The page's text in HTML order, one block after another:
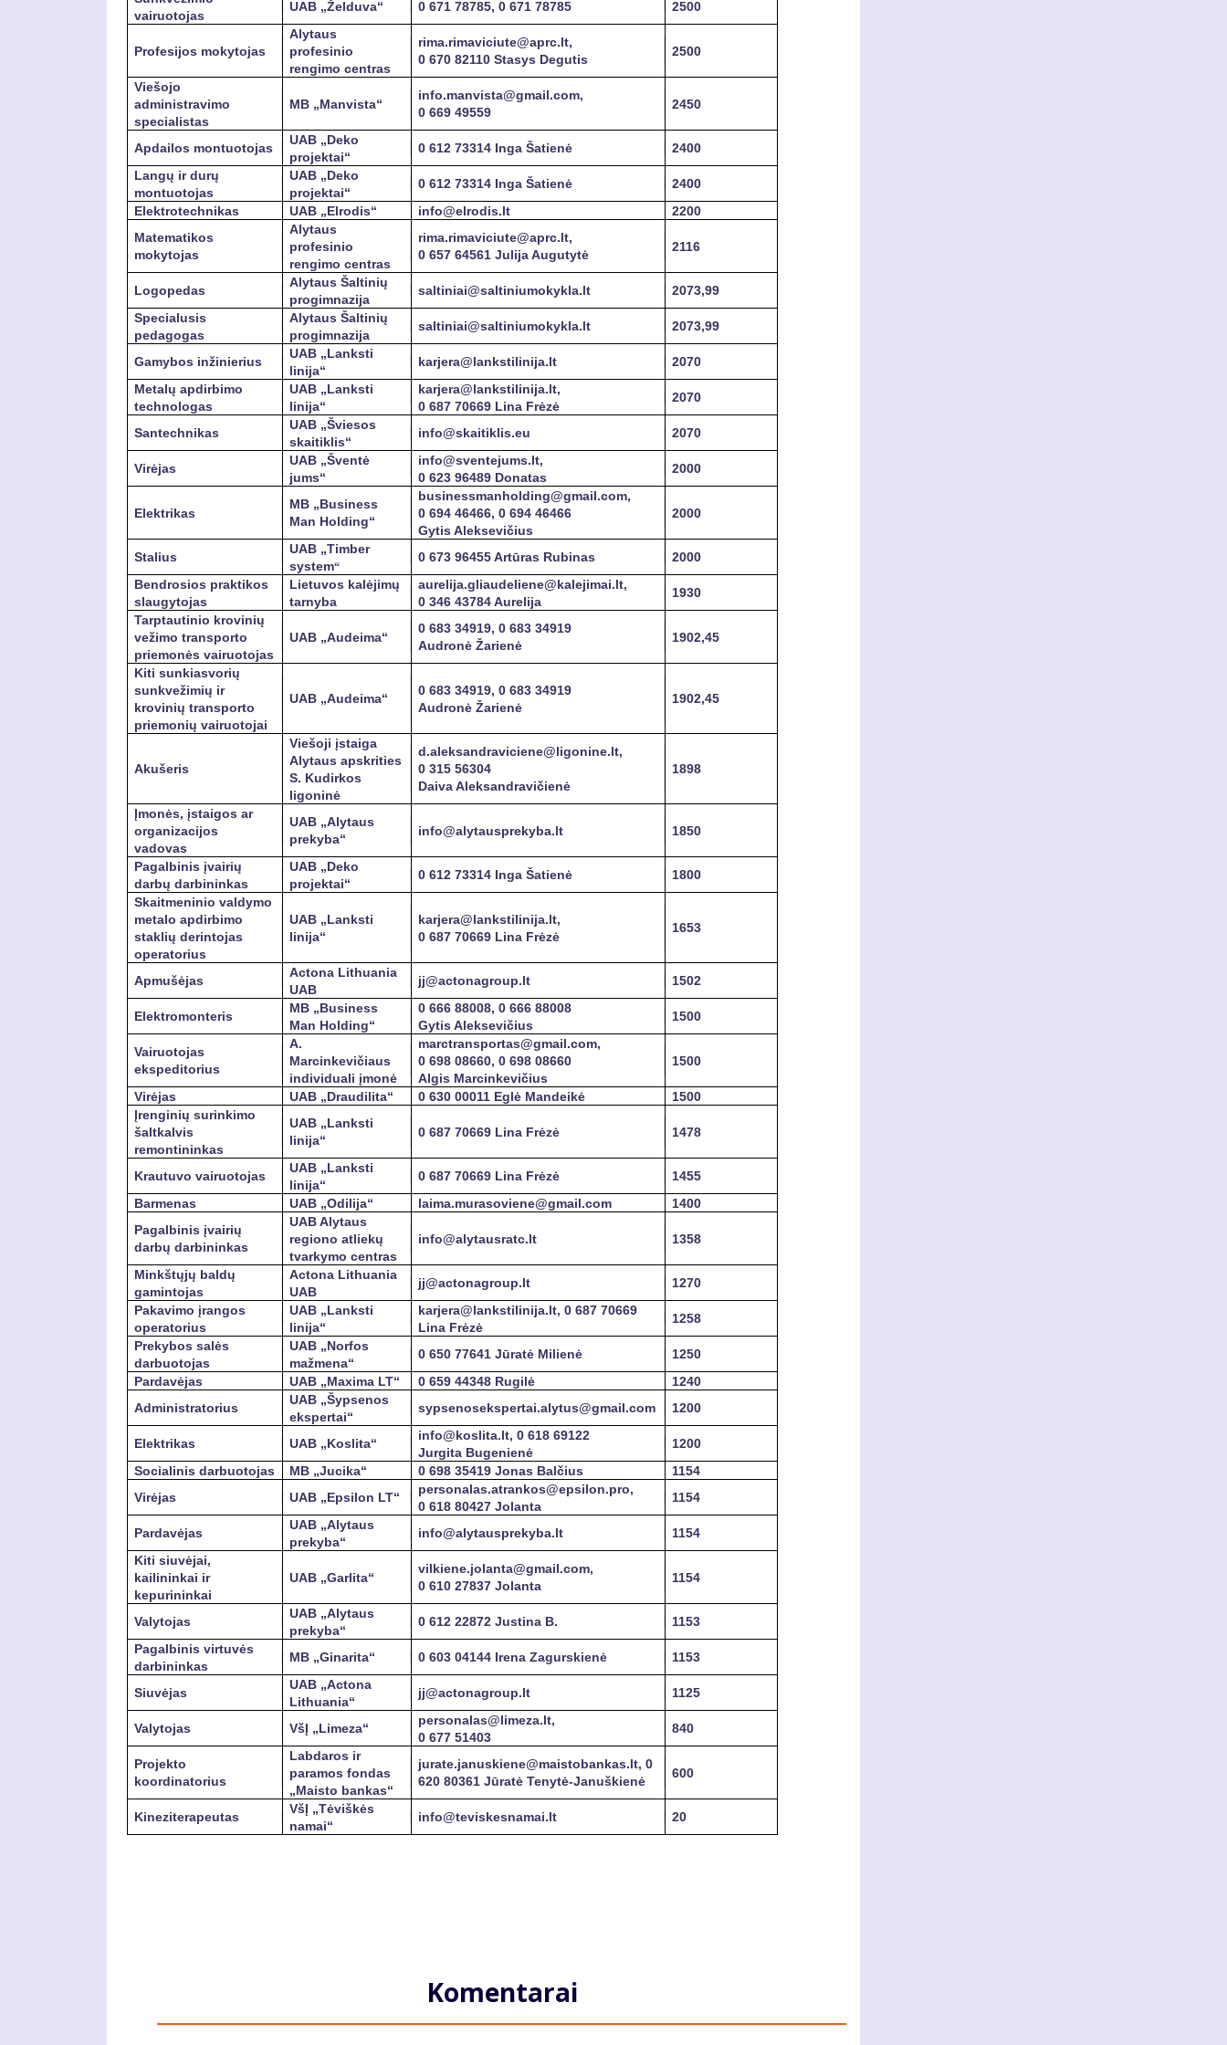
vairuotojas
UAB „Želduva“ 0 671 78785, 0 671 78785 2500
Profesijos mokytojas
Alytaus
profesinio
rengimo centras
rima.rimaviciute@aprc.lt,
0 670 82110 Stasys Degutis
2500
Viešojo
administravimo
specialistas
MB „Manvista“
info.manvista@gmail.com,
0 669 49559
2450
Apdailos montuotojas
UAB „Deko
projektai“
0 612 73314 Inga Šatienė
2400
Langų ir durų
montuotojas
UAB „Deko
projektai“
0 612 73314 Inga Šatienė
2400
Elektrotechnikas
UAB „Elrodis“ info@elrodis.lt
2200
Matematikos
mokytojas
Alytaus
profesinio
rengimo centras
rima.rimaviciute@aprc.lt,
0 657 64561 Julija Augutytė
2116
Logopedas
Alytaus Šaltinių
progimnazija
saltiniai@saltiniumokykla.lt
2073,99
Specialusis
pedagogas
Alytaus Šaltinių
progimnazija
saltiniai@saltiniumokykla.lt 2073,99
Gamybos inžinierius
UAB „Lanksti
linija“
karjera@lankstilinija.lt
2070
Metalų apdirbimo
technologas
UAB „Lanksti
linija“
karjera@lankstilinija.lt,
0 687 70669 Lina Frėzė
2070
Santechnikas
UAB „Šviesos
skaitiklis“
info@skaitiklis.eu 2070
Virėjas
UAB „Šventė
jums“
info@sventejums.lt,
0 623 96489 Donatas
2000
Elektrikas
MB „Business
Man Holding“
businessmanholding@gmail.com,
0 694 46466, 0 694 46466
Gytis Aleksevičius
2000
Stalius
UAB „Timber
system“
0 673 96455 Artūras Rubinas
2000
Bendrosios praktikos
slaugytojas
Lietuvos kalėjimų
tarnyba
aurelija.gliaudeliene@kalejimai.lt,
0 346 43784 Aurelija
1930
Tarptautinio krovinių
vežimo transporto
priemonės vairuotojas
UAB „Audeima“
0 683 34919, 0 683 34919
Audronė Žarienė
1902,45
Kiti sunkiasvorių
sunkvežimių ir
krovinių transporto
priemonių vairuotojai
UAB „Audeima“
0 683 34919, 0 683 34919
Audronė Žarienė
1902,45
Akušeris
Viešoji įstaiga
Alytaus apskrities
S. Kudirkos
ligoninė
d.aleksandraviciene@ligonine.lt,
0 315 56304
Daiva Aleksandravičienė
1898
Įmonės, įstaigos ar
organizacijos
vadovas
UAB „Alytaus
prekyba“
info@alytausprekyba.lt 1850
Pagalbinis įvairių
darbų darbininkas
UAB „Deko
projektai“
0 612 73314 Inga Šatienė
1800
Skaitmeninio valdymo
metalo apdirbimo
staklių derintojas
operatorius
UAB „Lanksti
linija“
karjera@lankstilinija.lt,
0 687 70669 Lina Frėzė
1653
Apmušėjas
Actona Lithuania
UAB
jj@actonagroup.lt 1502
Elektromonteris
MB „Business
Man Holding“
0 666 88008, 0 666 88008
Gytis Aleksevičius
1500
Vairuotojas
ekspeditorius
A.
Marcinkevičiaus
individuali įmonė
marctransportas@gmail.com,
0 698 08660, 0 698 08660
Algis Marcinkevičius
1500
Virėjas UAB „Draudilita“ 0 630 00011 Eglė Mandeikė
1500
Įrenginių surinkimo
šaltkalvis
remontininkas
UAB „Lanksti
linija“
0 687 70669 Lina Frėzė 1478
Krautuvo vairuotojas
UAB „Lanksti
linija“
0 687 70669 Lina Frėzė
1455
Barmenas
UAB „Odilija“ laima.murasoviene@gmail.com
1400
Pagalbinis įvairių
darbų darbininkas
UAB Alytaus
regiono atliekų
tvarkymo centras
info@alytausratc.lt 1358
Minkštųjų baldų
gamintojas
Actona Lithuania
UAB
jj@actonagroup.lt
1270
Pakavimo įrangos
operatorius
UAB „Lanksti
linija“
karjera@lankstilinija.lt, 0 687 70669
Lina Frėzė
1258
Prekybos salės
darbuotojas
UAB „Norfos
mažmena“
0 650 77641 Jūratė Milienė
1250
Pardavėjas
UAB „Maxima LT“ 0 659 44348 Rugilė
1240
Administratorius
UAB „Šypsenos
ekspertai“
sypsenosekspertai.alytus@gmail.com 1200
Elektrikas UAB „Koslita“
info@koslita.lt, 0 618 69122
Jurgita Bugenienė
1200
Socialinis darbuotojas
MB „Jucika“ 0 698 35419 Jonas Balčius
1154
Virėjas
UAB „Epsilon LT“
personalas.atrankos@epsilon.pro,
0 618 80427 Jolanta
1154
Pardavėjas
UAB „Alytaus
prekyba“
info@alytausprekyba.lt
1154
Kiti siuvėjai,
kailininkai ir
kepurininkai
UAB „Garlita“
vilkiene.jolanta@gmail.com,
0 610 27837 Jolanta
1154
Valytojas
UAB „Alytaus
prekyba“
0 612 22872 Justina B.
1153
Pagalbinis virtuvės
darbininkas
MB „Ginarita“ 0 603 04144 Irena Zagurskienė 1153
Siuvėjas
UAB „Actona
Lithuania“
jj@actonagroup.lt 1125
Valytojas VšĮ „Limeza“
personalas@limeza.lt,
0 677 51403
840
Projekto
koordinatorius
Labdaros ir
paramos fondas
„Maisto bankas“
jurate.januskiene@maistobankas.lt, 0
620 80361 Jūratė Tenytė-Januškienė
600
Kineziterapeutas
VšĮ „Tėviškės
namai“
info@teviskesnamai.lt 20
Komentarai